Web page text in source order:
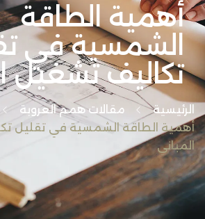
أهمية الطاقة
الشمسية في
تكاليف تشغيل
الرئيسية
مقالات همم العروبة
أهمية الطاقة الشمسية في تقليل
المباني